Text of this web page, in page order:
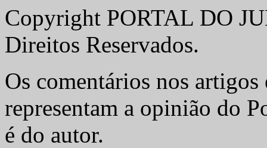
Copyright PORTAL DO
Direitos Reservados.
Os comentários nos artigos
representam a opinião do
é do autor.